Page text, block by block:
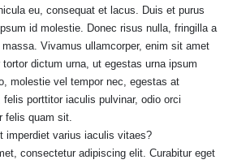
eu, consequat et lacus. Duis et purus
id molestie. Donec risus nulla, fringilla a
Vivamus ullamcorper, enim sit amet
dictum urna, ut egestas urna ipsum
molestie vel tempor nec, egestas at
felis porttitor iaculis pulvinar, odio orci
felis quam sit.
imperdiet varius iaculis vitaes?
consectetur adipiscing elit. Curabitur eget